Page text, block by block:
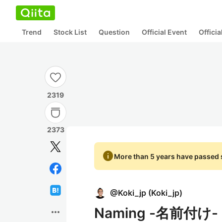
Trend Stock List Question Official Event
2319
2373
more_horiz
infoMore than 5 years have passed
@Koki_jp (Koki_jp)
Naming -名前付け-